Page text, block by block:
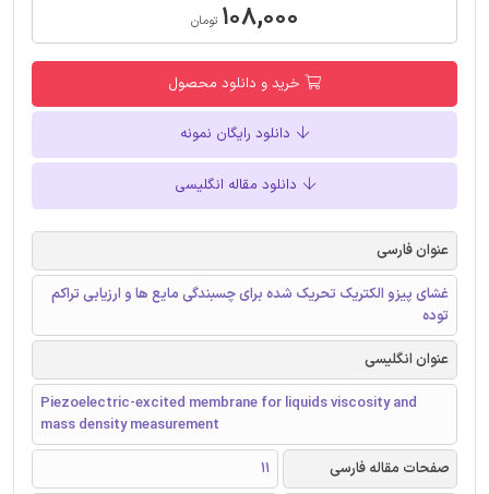
۱۰۸,۰۰۰ تومان
خرید و دانلود محصول
دانلود رایگان نمونه
دانلود مقاله انگلیسی
عنوان فارسی
غشای پیزو الکتریک تحریک شده برای چسبندگی مایع ها و ارزیابی تراکم
توده
عنوان انگلیسی
Piezoelectric-excited membrane for liquids viscosity and
mass density measurement
صفحات مقاله فارسی
11